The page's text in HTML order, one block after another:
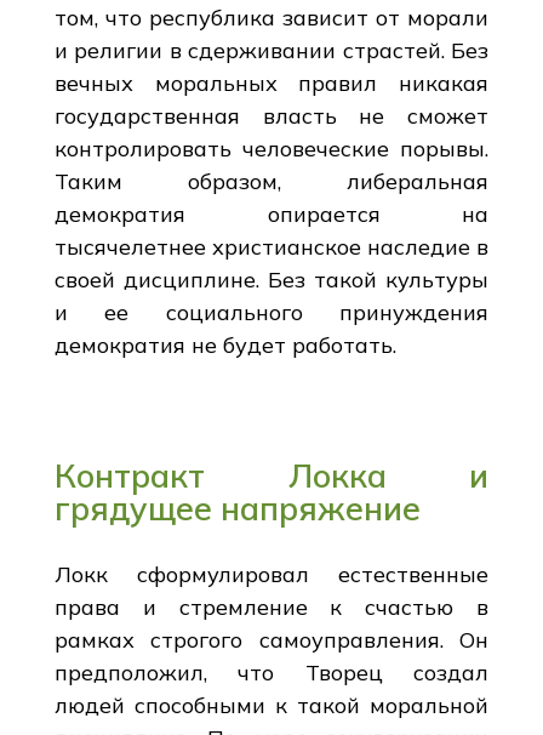
том, что республика зависит от морали
и религии в сдерживании страстей. Без
вечных моральных правил никакая
государственная власть не сможет
контролировать человеческие порывы.
Таким образом, либеральная
демократия опирается на
тысячелетнее христианское наследие в
своей дисциплине. Без такой культуры
и ее социального принуждения
демократия не будет работать.
Контракт Локка и
грядущее напряжение
Локк сформулировал естественные
права и стремление к счастью в
рамках строгого самоуправления. Он
предположил, что Творец создал
людей способными к такой моральной